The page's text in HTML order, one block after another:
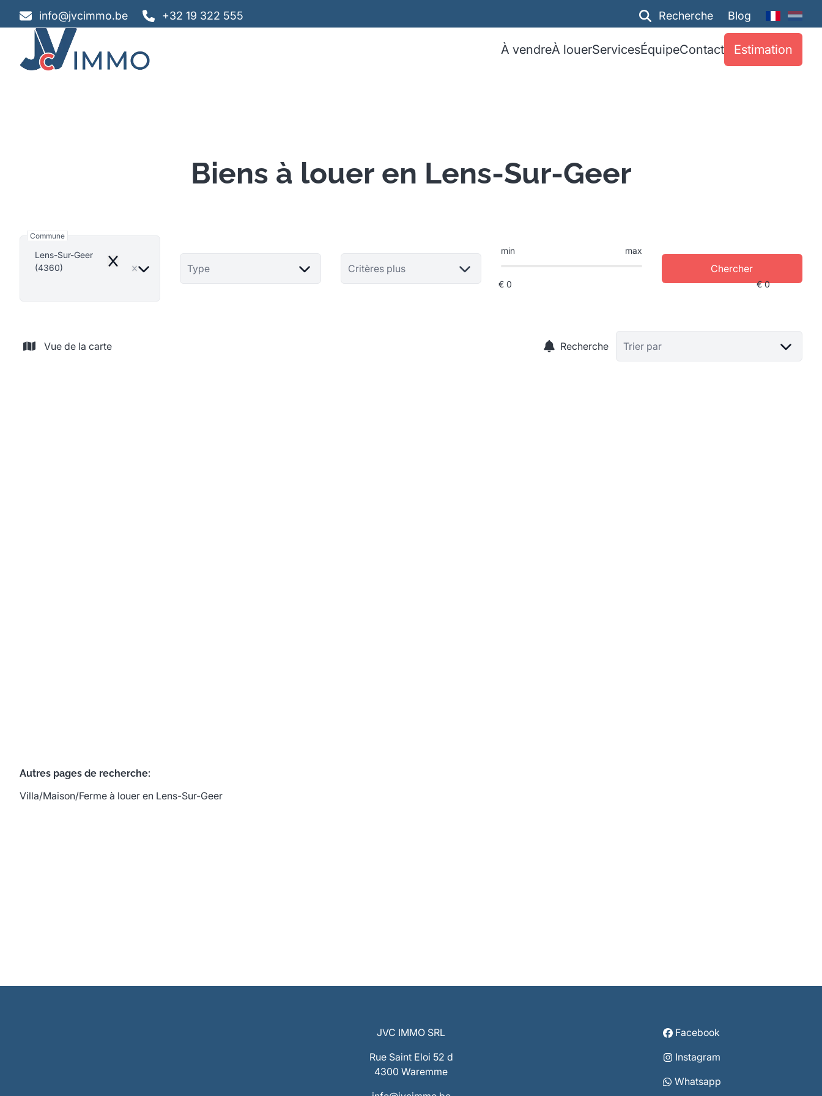
info@jvcimmo.be +32 19 322 555 Recherche Blog
À vendreÀ louerServicesÉquipeContact Estimation
Biens à louer en Lens-Sur-Geer
Commune
Lens-Sur-Geer
(4360)
Remove Type Critères plus
min max
Chercher
Vue de la carte Recherche Trier par
Autres pages de recherche:
Villa/Maison/Ferme à louer en Lens-Sur-Geer
JVC IMMO SRL
Rue Saint Eloi 52 d
4300 Waremme
Facebook
Instagram
Whatsapp